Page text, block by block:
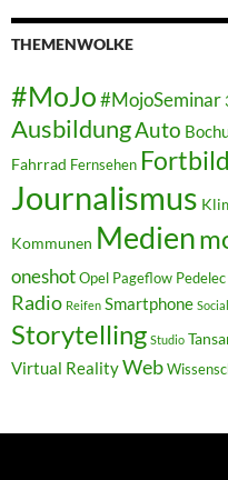
THEMENWOLKE
#MoJo#MojoSeminar
AusbildungAuto
Fahrrad Fernsehen
Journalismus
Kommunen Medien
oneshot Opel Pageflow Pedelec
Radio Reifen Smartphone
Storytelling Studio
Virtual RealityWeb